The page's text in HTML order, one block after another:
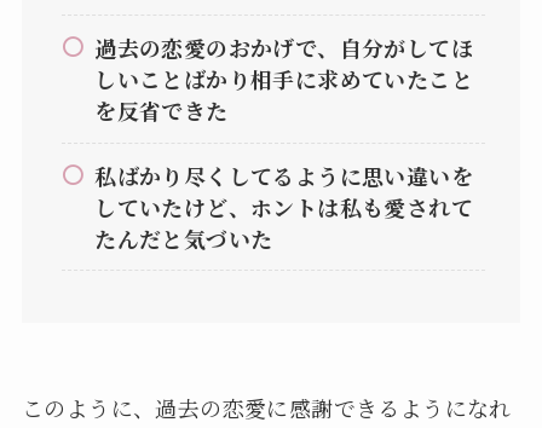
過去の恋愛のおかげで、自分がしてほ
しいことばかり相手に求めていたこと
を反省できた
私ばかり尽くしてるように思い違いを
していたけど、ホントは私も愛されて
たんだと気づいた
このように、過去の恋愛に感謝できるようになれ